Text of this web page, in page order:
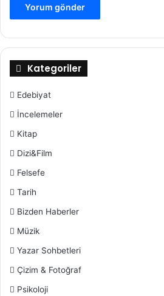
Kategoriler
Edebiyat
İncelemeler
Kitap
Dizi&Film
Felsefe
Tarih
Bizden Haberler
Müzik
Yazar Sohbetleri
Çizim & Fotoğraf
Psikoloji